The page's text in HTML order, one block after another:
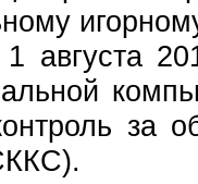
августа
за